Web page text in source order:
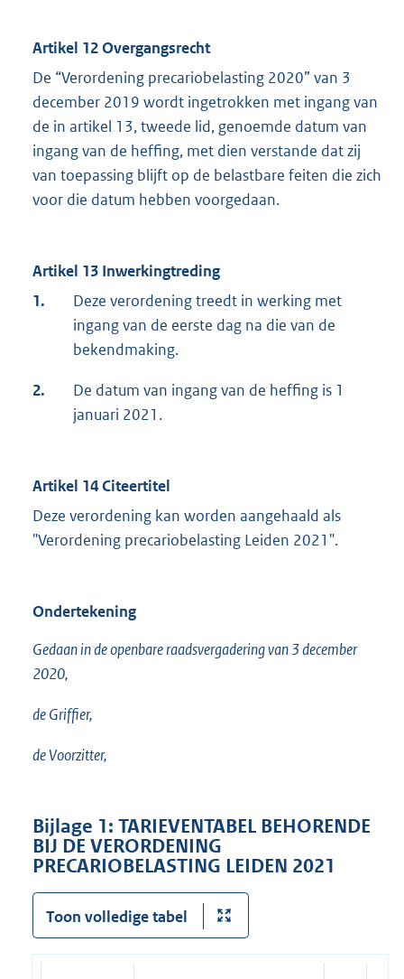
Artikel 12 Overgangsrecht
De “Verordening precariobelasting 2020” van 3
december 2019 wordt ingetrokken met ingang van
de in artikel 13, tweede lid, genoemde datum van
ingang van de heffing, met dien verstande dat zij
van toepassing blijft op de belastbare feiten die zich
voor die datum hebben voorgedaan.
Artikel 13 Inwerkingtreding
1.
Deze verordening treedt in werking met
ingang van de eerste dag na die van de
bekendmaking.
2.
De datum van ingang van de heffing is 1
januari 2021.
Artikel 14 Citeertitel
Deze verordening kan worden aangehaald als
"Verordening precariobelasting Leiden 2021".
Ondertekening
Gedaan in de openbare raadsvergadering van 3 december
2020,
de Griffier,
de Voorzitter,
Bijlage 1: TARIEVENTABEL BEHORENDE
BIJ DE VERORDENING
PRECARIOBELASTING LEIDEN 2021
Toon volledige tabel